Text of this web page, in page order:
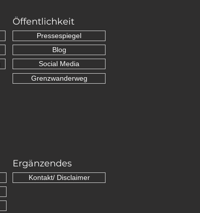
Öffentlichkeit
Pressespiegel
Blog
Social Media
Grenzwanderweg
Ergänzendes
Kontakt/ Disclaimer